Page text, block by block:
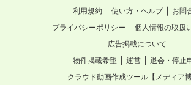
利用規約 ｜ 使い方・ヘルプ｜ お問
プライバシーポリシー ｜ 個人情報の取扱
広告掲載について
物件掲載希望 ｜ 運営 ｜ 退会・停止
クラウド動画作成ツール【メディア博